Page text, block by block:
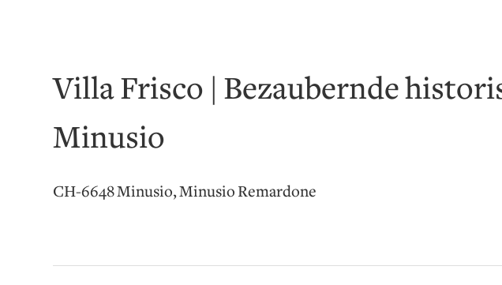
Villa Frisco | Bezaubernde
Minusio
CH-6648 Minusio, Minusio Remardone